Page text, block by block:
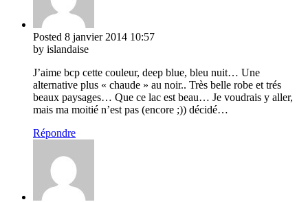
Posted 8 janvier 2014 10:57
by islandaise
J’aime bcp cette couleur, deep blue, bleu nuit… Une
alternative plus « chaude » au noir.. Très belle robe et trés
beaux paysages… Que ce lac est beau… Je voudrais y aller,
mais ma moitié n’est pas (encore ;)) décidé…
Répondre